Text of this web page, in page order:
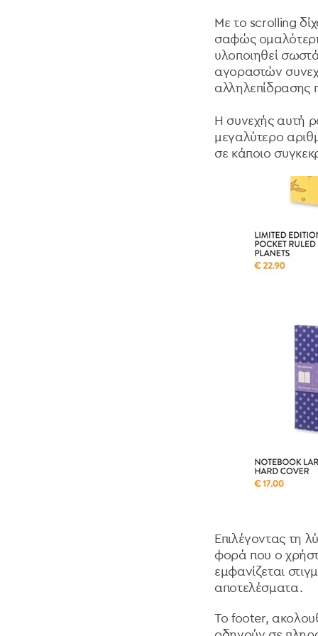
Με το scrolling
σαφώς
υλοποιηθεί
αγοραστών
αλληλεπίδρασης
Η συνεχής αυτή
μεγαλύτερο
σε κάποιο
Επιλέγοντας τη
φορά που ο
εμφανίζεται
αποτελέσματα.
Το footer,